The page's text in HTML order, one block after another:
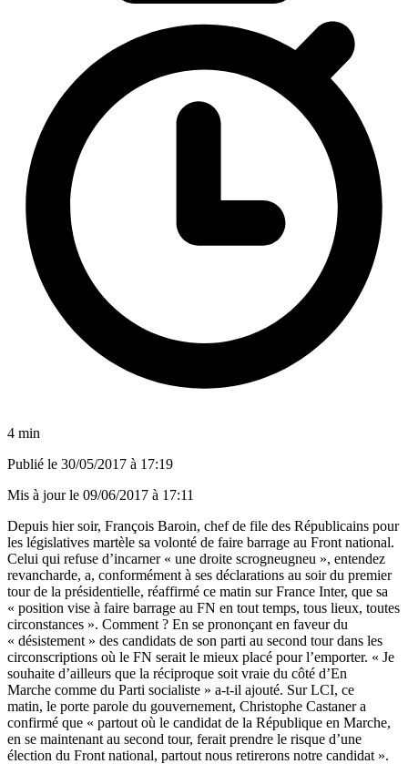
4 min
Publié le 30/05/2017 à 17:19
Mis à jour le 09/06/2017 à 17:11
Depuis hier soir, François Baroin, chef de file des Républicains pour
les législatives martèle sa volonté de faire barrage au Front national.
Celui qui refuse d’incarner « une droite scrogneugneu », entendez
revancharde, a, conformément à ses déclarations au soir du premier
tour de la présidentielle, réaffirmé ce matin sur France Inter, que sa
« position vise à faire barrage au FN en tout temps, tous lieux, toutes
circonstances ». Comment ? En se prononçant en faveur du
« désistement » des candidats de son parti au second tour dans les
circonscriptions où le FN serait le mieux placé pour l’emporter. « Je
souhaite d’ailleurs que la réciproque soit vraie du côté d’En
Marche comme du Parti socialiste » a-t-il ajouté. Sur LCI, ce
matin, le porte parole du gouvernement, Christophe Castaner a
confirmé que « partout où le candidat de la République en Marche,
en se maintenant au second tour, ferait prendre le risque d’une
élection du Front national, partout nous retirerons notre candidat ».